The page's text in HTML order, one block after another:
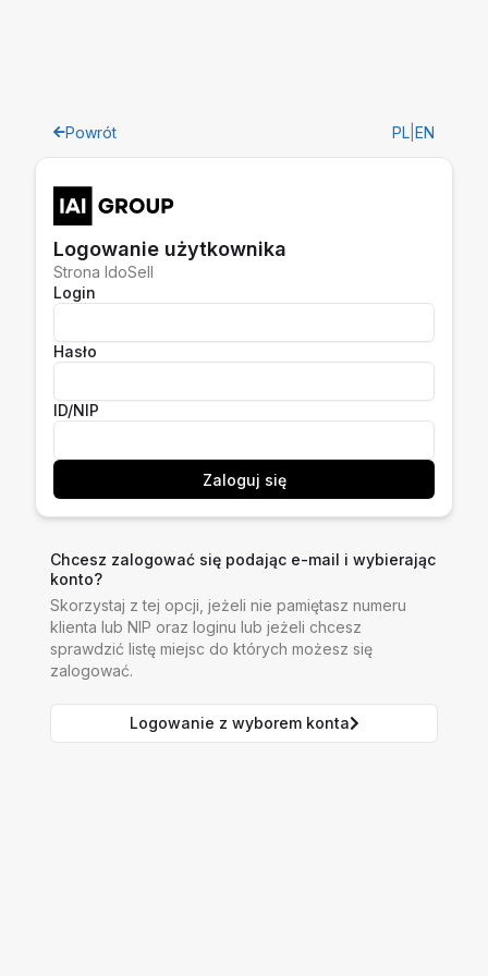
Powrót PL EN
Logowanie użytkownika
Strona IdoSell
Login
Hasło
ID/NIP
Zaloguj się
Chcesz zalogować się podając e-mail i wybierając
konto?
Skorzystaj z tej opcji, jeżeli nie pamiętasz numeru
klienta lub NIP oraz loginu lub jeżeli chcesz
sprawdzić listę miejsc do których możesz się
zalogować.
Logowanie z wyborem konta